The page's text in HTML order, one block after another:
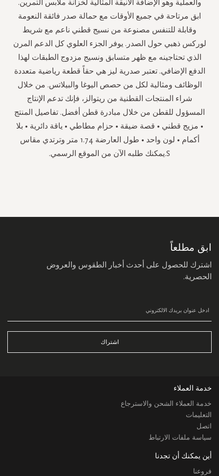
والعملية وهو الإضافة الأنيقة المثالية لخزانة ملابس التمرين.
ابق مرتاحة في جميع الأوقات مع حمالة صدر فائقة النعومة
وقابلة للتنفس مصنوعة من نسيج قطني ناعم مع شريط
لوركس ذهبي حول الصدر. يوفر الجزء العلوي كل الدعم المرن
الذي تحتاجينه مع ظهر متسابق ونسيج مزدوج الطبقات لهذا
الدفع الإضافي. تعتبر صدرية ليز هي حقاً قطعة رياضية متعددة
الوظائف ومثالية لكل من حصص اليوغا والبيلاتس. من خلال
شراء المنتجات القطنية من ريتوالز، فإنك تدعم الإنتاج
المسؤول للقطن من خلال مبادرة قطن أفضل. تفاصيل المنتج
• مزيج قطني • قصة ضيقة • حزام مطاطي • ياقة دائرية • بلا
أكمام • لون واحد • طول العارضة 1.74 متر وترتدي مقاس
S.يمكنك طلبه الآن من الموقع الرسمي.
ابق مطلعاً
اشترك للحصول على أحدث أخبار الطقوس والعروض
الحصرية.
اشتراك
خدمة العملاء
خدمة العملاء الشحن والاسترجاع
التعليمات
اتصل
سياسة ملفات الارتباط
أين يمكنك أن تجدنا
فروعنا